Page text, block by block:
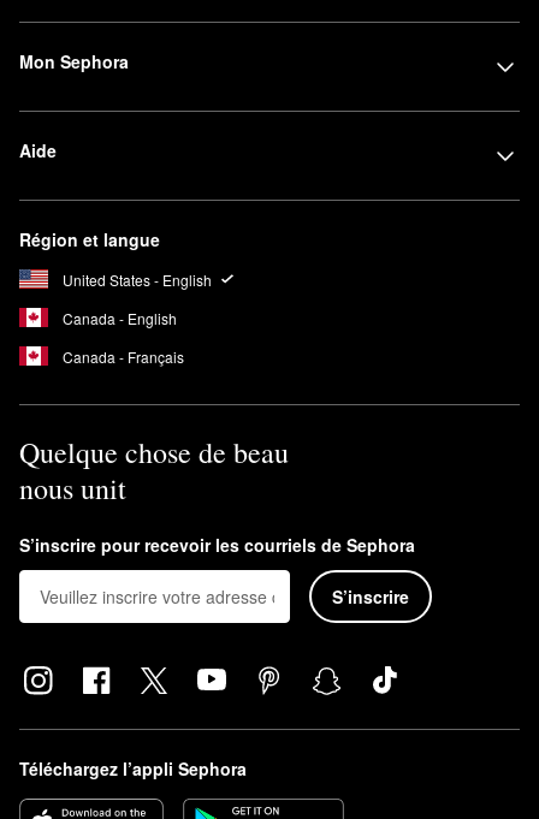
Mon Sephora
Aide
Région et langue
United States - English
Canada - English
Canada - Français
Quelque chose de beau
nous unit
S’inscrire pour recevoir les courriels de Sephora
S’inscrire
Téléchargez l’appli Sephora